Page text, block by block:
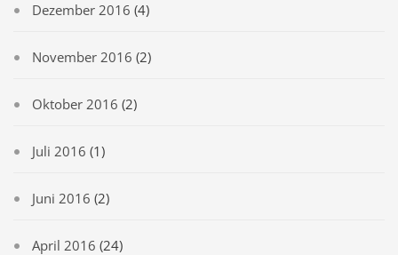
Dezember 2016 (4)
November 2016 (2)
Oktober 2016 (2)
Juli 2016 (1)
Juni 2016 (2)
April 2016 (24)